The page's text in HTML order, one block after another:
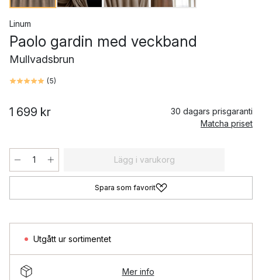
Linum
Paolo gardin med veckband
Mullvadsbrun
(5)
1 699 kr
30 dagars prisgaranti
Matcha priset
Lägg i varukorg
Spara som favorit
Utgått ur sortimentet
Mer info